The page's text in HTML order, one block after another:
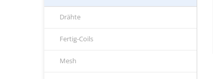
Drähte
Fertig-Coils
Mesh